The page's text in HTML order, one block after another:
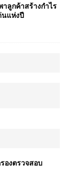
ลูกค้าสร้างกำไร
นแห่งปี
องตรวจสอบ